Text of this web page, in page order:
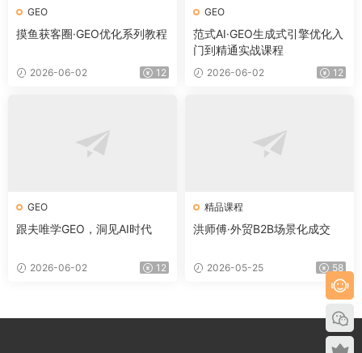
GEO
摸鱼获客圈·GEO优化系列教程
2026-06-02 12
GEO
范式AI·GEO生成式引擎优化入
门到精通实战课程
2026-06-02 12
GEO
跟夫唯学GEO，洞见AI时代
2026-06-02 12
精品课程
洪师傅·外贸B2B场景化成交
2026-05-25 58